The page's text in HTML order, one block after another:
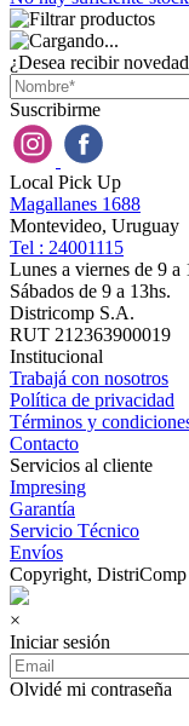
¿Desea recibir
Suscribirme
Local Pick Up
Magallanes 1688
Montevideo, Uruguay
Tel : 24001115
Lunes a viernes de 9 a
Sábados de 9 a 13hs.
Districomp S.A.
RUT 212363900019
Institucional
Trabajá con nosotros
Política de privacidad
Términos y
Contacto
Servicios al cliente
Impresing
Garantía
Servicio Técnico
Envíos
Copyright,
×
Iniciar sesión
Olvidé mi contraseña